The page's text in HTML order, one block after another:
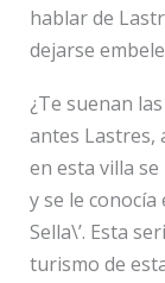
hablar de
dejarse
¿Te suenan
antes Lastres,
en esta villa
y se le conocía
Sella\’. Esta
turismo de